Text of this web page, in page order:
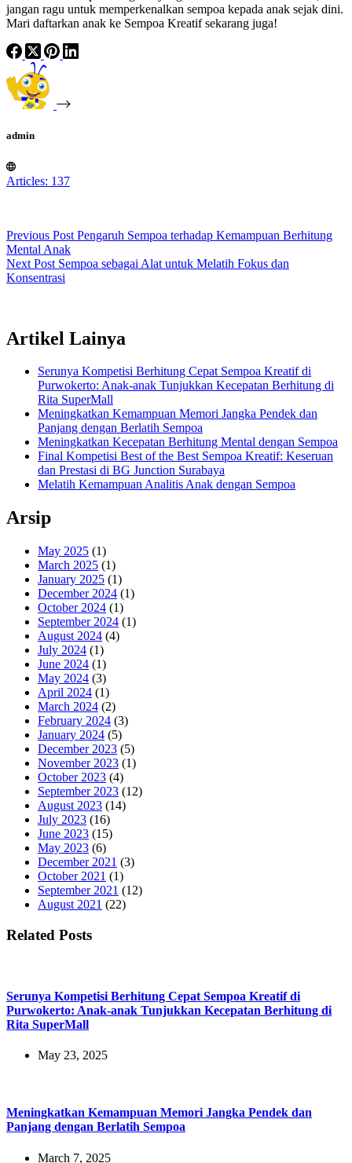
jangan ragu untuk memperkenalkan sempoa kepada anak sejak dini.
Mari daftarkan anak ke Sempoa Kreatif sekarang juga!
admin
Articles: 137
Previous Post Pengaruh Sempoa terhadap Kemampuan Berhitung
Mental Anak
Next Post Sempoa sebagai Alat untuk Melatih Fokus dan
Konsentrasi
Artikel Lainya
Serunya Kompetisi Berhitung Cepat Sempoa Kreatif di
Purwokerto: Anak-anak Tunjukkan Kecepatan Berhitung di
Rita SuperMall
Meningkatkan Kemampuan Memori Jangka Pendek dan
Panjang dengan Berlatih Sempoa
Meningkatkan Kecepatan Berhitung Mental dengan Sempoa
Final Kompetisi Best of the Best Sempoa Kreatif: Keseruan
dan Prestasi di BG Junction Surabaya
Melatih Kemampuan Analitis Anak dengan Sempoa
Arsip
May 2025 (1)
March 2025 (1)
January 2025 (1)
December 2024 (1)
October 2024 (1)
September 2024 (1)
August 2024 (4)
July 2024 (1)
June 2024 (1)
May 2024 (3)
April 2024 (1)
March 2024 (2)
February 2024 (3)
January 2024 (5)
December 2023 (5)
November 2023 (1)
October 2023 (4)
September 2023 (12)
August 2023 (14)
July 2023 (16)
June 2023 (15)
May 2023 (6)
December 2021 (3)
October 2021 (1)
September 2021 (12)
August 2021 (22)
Related Posts
Serunya Kompetisi Berhitung Cepat Sempoa Kreatif di
Purwokerto: Anak-anak Tunjukkan Kecepatan Berhitung di
Rita SuperMall
May 23, 2025
Meningkatkan Kemampuan Memori Jangka Pendek dan
Panjang dengan Berlatih Sempoa
March 7, 2025